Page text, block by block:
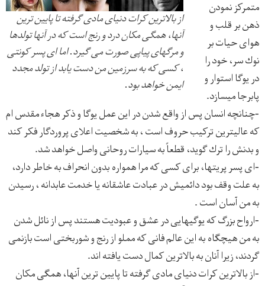
از بالاترین کرات دنیای مادی گرفته تا پایین ترین
آنها، همگی مکان درد و رنج است که در آنها تولدها
و مرگهای پیاپی صورت می گیرد. اما ای پسر کونتی
، کسی که به سرزمین من دست یابد از تولد مجدد
ایمن خواهد بود.
متمركز نمودن
ذهن بر قلب و
هوای حيات بر
نوك سر، خود را
در يوگا استوار و
پابرجا ميسازد.
-چنانچه انسان پس از واقع شدن در اين عمل يوگا و ذكر هجاء مقدس ام
كه عاليترين تركيب حروف است ، به شخصيت اعلای پروردگار فكر كند
و بدنش را ترك گويد، قطعاً به سيارات روحانی واصل خواهد شد.
-ای پسر پريتها، برای كسی كه مرا همواره بدون انحراف به خاطر دارد،
به علت وقف بود دائميش در عبادت عاشقانه يا خدمت عابدانه ، رسيدن
به من آسان است .
-ارواح بزرگ كه يوگيهايی در عشق و عبوديت هستند پس از نائل شدن
به من هيچگاه به اين عالم فانی كه مملو از رنج و شوربختی است بازنمی
گردند، زيرا آنان به بالاترين كمال دست يافته اند.
-از بالاترين كرات دنيای مادی گرفته تا پايين ترين آنها، همگی مكان